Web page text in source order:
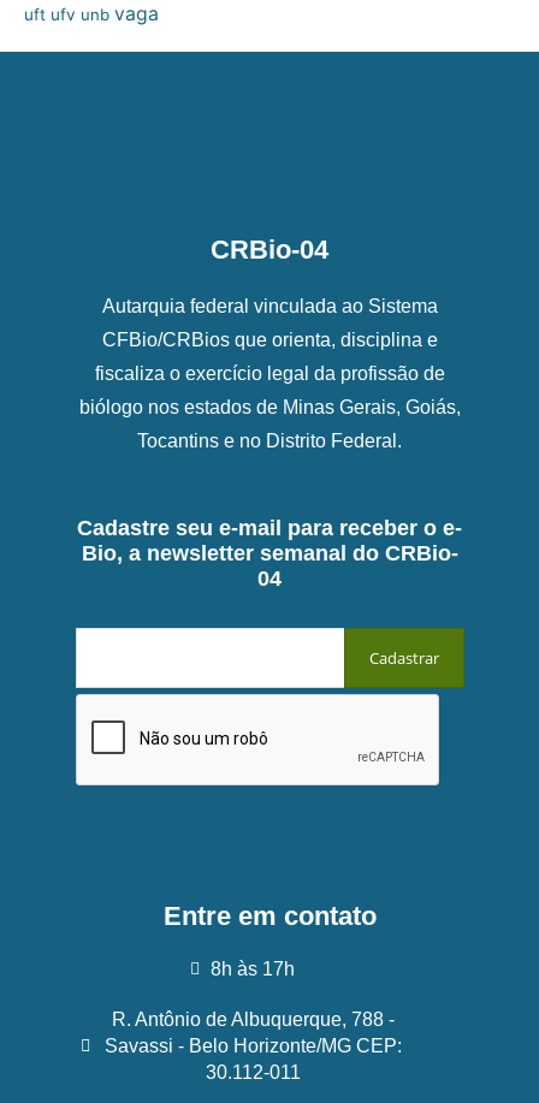
uft ufv unb vaga
CRBio-04
Autarquia federal vinculada ao Sistema
CFBio/CRBios que orienta, disciplina e
fiscaliza o exercício legal da profissão de
biólogo nos estados de Minas Gerais, Goiás,
Tocantins e no Distrito Federal.
Cadastre seu e-mail para receber o e-
Bio, a newsletter semanal do CRBio-
04
Entre em contato
8h às 17h
R. Antônio de Albuquerque, 788 -
Savassi - Belo Horizonte/MG CEP:
30.112-011